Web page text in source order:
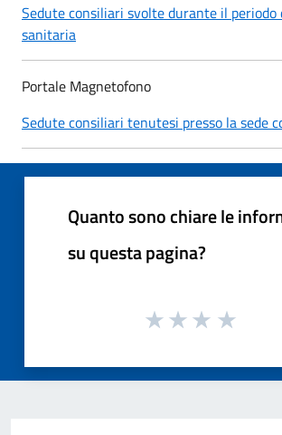
Sedute consiliari svolte durante il periodo
sanitaria
Portale Magnetofono
Sedute consiliari tenutesi presso la sede
Quanto sono chiare le
su questa pagina?